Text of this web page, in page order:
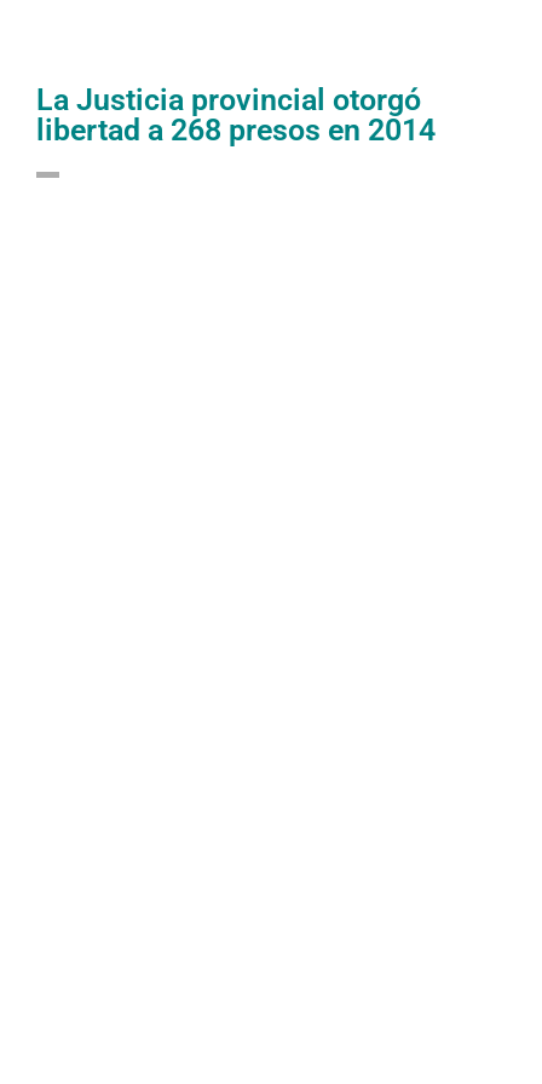
La Justicia provincial otorgó
libertad a 268 presos en 2014